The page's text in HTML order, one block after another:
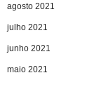
agosto 2021
julho 2021
junho 2021
maio 2021